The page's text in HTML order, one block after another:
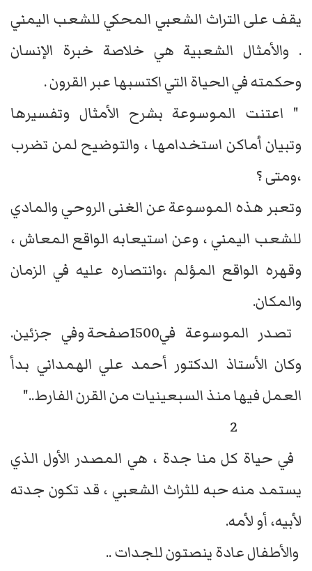
يقف على التراث الشعبي المحكي للشعب اليمني
. والأمثال الشعبية هي خلاصة خبرة الإنسان
وحكمته في الحياة التي اكتسبها عبر القرون .
" اعتنت الموسوعة بشرح الأمثال وتفسيرها
وتبيان أماكن استخدامها ، والتوضيح لمن تضرب
،ومتى ؟
وتعبر هذه الموسوعة عن الغنى الروحي والمادي
للشعب اليمني ، وعن استيعابه الواقع المعاش ،
وقهره الواقع المؤلم ،وانتصاره عليه في الزمان
والمكان.
تصدر الموسوعة في1500صفحة وفي جزئين.
وكان الأستاذ الدكتور أحمد علي الهمداني بدأ
العمل فيها منذ السبعينيات من القرن الفارط.."
في حياة كل منا جدة ، هي المصدر الأول الذي
يستمد منه حبه للثراث الشعبي ، قد تكون جدته
لأبيه، أو لأمه.
والأطفال عادة ينصتون للجدات ..